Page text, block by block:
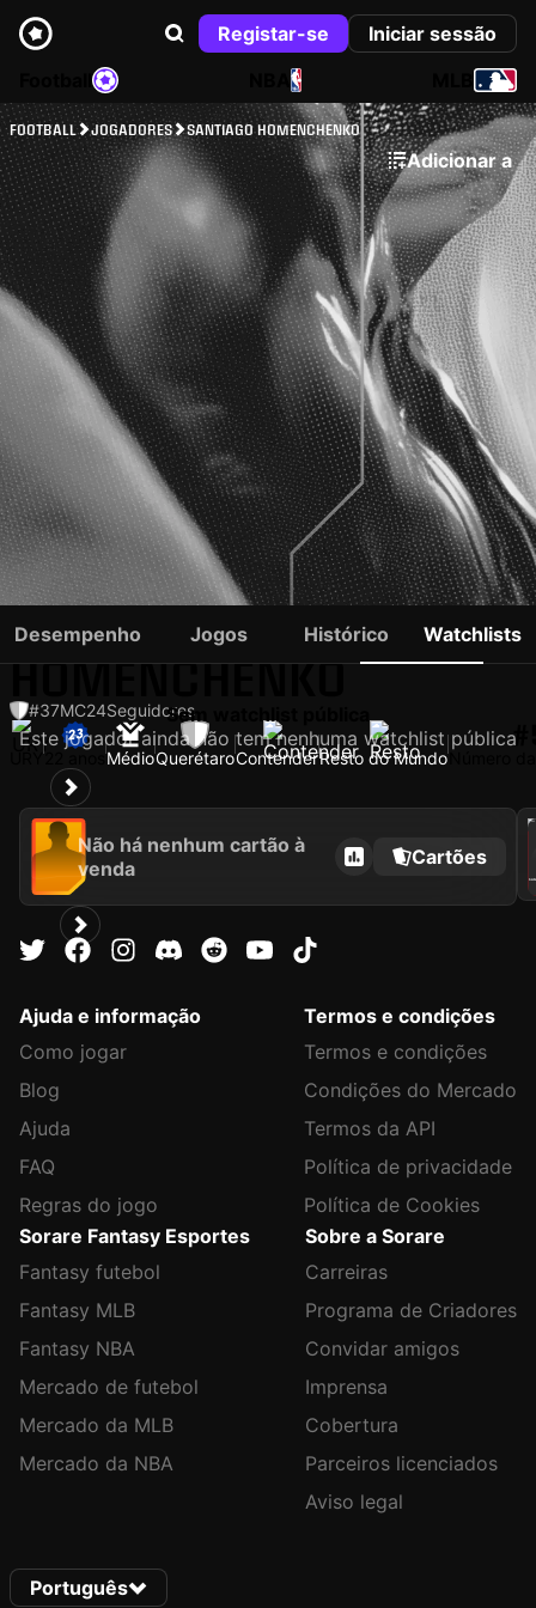
Registar-se
Iniciar sessão
NBA
FOOTBALL JOGADORES SANTIAGO HOMENCHENKO
Adicionar a
SANTIAGO
HOMENCHENKO
#37MC24Seguidores
MédioQuerétaroContenderResto do Mundo
Desempenho Jogos Histórico Watchlists
Sem watchlist pública
Este jogador ainda não tem nenhuma watchlist pública
Não há nenhum cartão à
venda
Cartões
2023
Ajuda e informação
Como jogar
Blog
Ajuda
FAQ
Regras do jogo
Termos e condições
Termos e condições
Condições do Mercado
Termos da API
Política de privacidade
Política de Cookies
Sorare Fantasy Esportes
Fantasy futebol
Fantasy MLB
Fantasy NBA
Mercado de futebol
Mercado da MLB
Mercado da NBA
Sobre a Sorare
Carreiras
Programa de Criadores
Convidar amigos
Imprensa
Cobertura
Parceiros licenciados
Aviso legal
Português